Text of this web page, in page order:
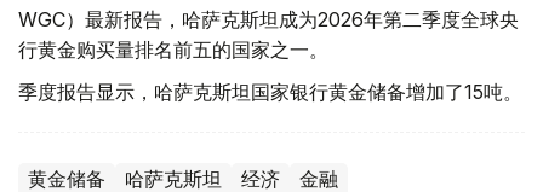
WGC）最新报告，哈萨克斯坦成为2026年第二季度全球央
行黄金购买量排名前五的国家之一。
季度报告显示，哈萨克斯坦国家银行黄金储备增加了15吨。
黄金储备 哈萨克斯坦 经济 金融